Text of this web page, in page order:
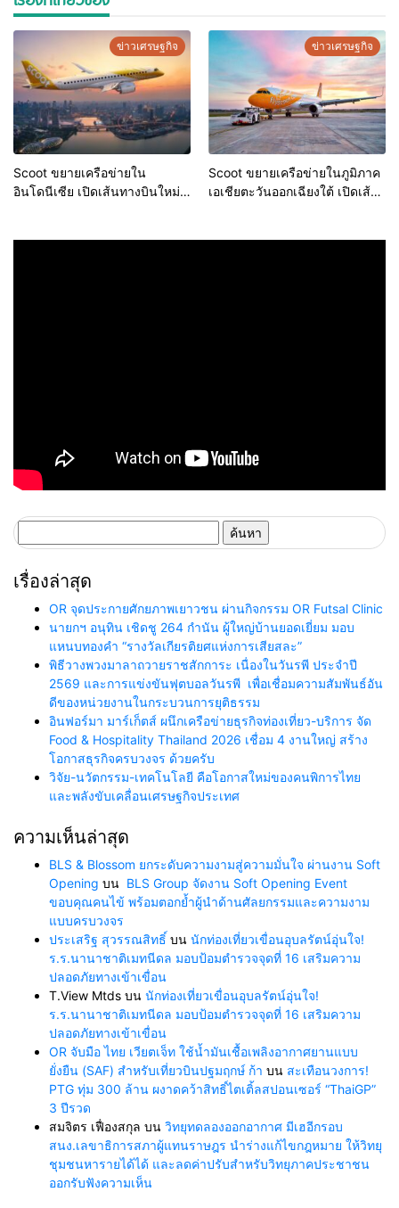
ข่าวเศรษฐกิจ
Scoot ขยายเครือข่ายใน
อินโดนีเซีย เปิดเส้นทางบินใหม่สู่
ข่าวเศรษฐกิจ
Scoot ขยายเครือข่ายในภูมิภาค
เอเชียตะวันออกเฉียงใต้ เปิดเส้น
สำหรับ:
เรื่องล่าสุด
OR จุดประกายศักยภาพเยาวชน ผ่านกิจกรรม OR Futsal Clinic
นายกฯ อนุทิน เชิดชู 264 กำนัน ผู้ใหญ่บ้านยอดเยี่ยม มอบ
แหนบทองคำ “รางวัลเกียรติยศแห่งการเสียสละ”
พิธีวางพวงมาลาถวายราชสักการะ เนื่องในวันรพี ประจำปี
2569 และการแข่งขันฟุตบอลวันรพี เพื่อเชื่อมความสัมพันธ์อัน
ดีของหน่วยงานในกระบวนการยุติธรรม
อินฟอร์มา มาร์เก็ตส์ ผนึกเครือข่ายธุรกิจท่องเที่ยว-บริการ จัด
Food & Hospitality Thailand 2026 เชื่อม 4 งานใหญ่ สร้าง
โอกาสธุรกิจครบวงจร ด้วยครับ
วิจัย-นวัตกรรม-เทคโนโลยี คือโอกาสใหม่ของคนพิการไทย
และพลังขับเคลื่อนเศรษฐกิจประเทศ
ความเห็นล่าสุด
BLS & Blossom ยกระดับความงามสู่ความมั่นใจ ผ่านงาน Soft
Opening บน BLS Group จัดงาน Soft Opening Event
ขอบคุณคนไข้ พร้อมตอกย้ำผู้นำด้านศัลยกรรมและความงาม
แบบครบวงจร
ประเสริฐ สุวรรณสิทธิ์ บน นักท่องเที่ยวเขื่อนอุบลรัตน์อุ่นใจ!
ร.ร.นานาชาติเมทนีดล มอบป้อมตำรวจจุดที่ 16 เสริมความ
ปลอดภัยทางเข้าเขื่อน
T.View Mtds บน นักท่องเที่ยวเขื่อนอุบลรัตน์อุ่นใจ!
ร.ร.นานาชาติเมทนีดล มอบป้อมตำรวจจุดที่ 16 เสริมความ
ปลอดภัยทางเข้าเขื่อน
OR จับมือ ไทย เวียตเจ็ท ใช้น้ำมันเชื้อเพลิงอากาศยานแบบ
ยั่งยืน (SAF) สำหรับเที่ยวบินปฐมฤกษ์ ก้า บน สะเทือนวงการ!
PTG ทุ่ม 300 ล้าน ผงาดคว้าสิทธิ์ไตเติ้ลสปอนเซอร์ “ThaiGP”
3 ปีรวด
สมจิตร เฟื่องสกุล บน วิทยุทดลองออกอากาศ มีเฮอีกรอบ
สนง.เลขาธิการสภาผู้แทนราษฎร นำร่างแก้ไขกฎหมาย ให้วิทยุ
ชุมชนหารายได้ได้ และลดค่าปรับสำหรับวิทยุภาคประชาชน
ออกรับฟังความเห็น